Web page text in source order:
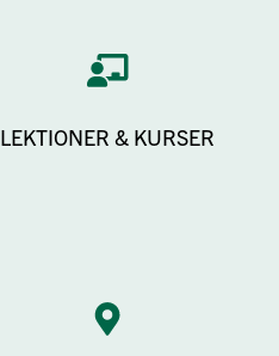
LEKTIONER & KURSER